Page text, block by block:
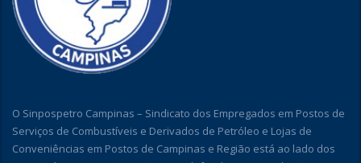
O Sinpospetro Campinas – Sindicato dos Empregados em Postos de
Serviços de Combustíveis e Derivados de Petróleo e Lojas de
Conveniências em Postos de Campinas e Região está ao lado dos